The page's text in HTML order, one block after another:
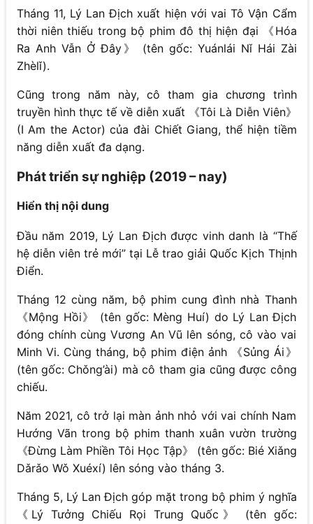
Tháng 11, Lý Lan Địch xuất hiện với vai Tô Vận Cẩm
thời niên thiếu trong bộ phim đô thị hiện đại 《Hóa
Ra Anh Vẫn Ở Đây》 (tên gốc: Yuánlái Nǐ Hái Zài
Zhèlǐ).
Cũng trong năm này, cô tham gia chương trình
truyền hình thực tế về diễn xuất 《Tôi Là Diễn Viên》
(I Am the Actor) của đài Chiết Giang, thể hiện tiềm
năng diễn xuất đa dạng.
Phát triển sự nghiệp (2019 – nay)
Hiển thị nội dung
Đầu năm 2019, Lý Lan Địch được vinh danh là “Thế
hệ diễn viên trẻ mới” tại Lễ trao giải Quốc Kịch Thịnh
Điển.
Tháng 12 cùng năm, bộ phim cung đình nhà Thanh
《Mộng Hồi》 (tên gốc: Mèng Huí) do Lý Lan Địch
đóng chính cùng Vương An Vũ lên sóng, cô vào vai
Minh Vi. Cùng tháng, bộ phim điện ảnh 《Sủng Ái》
(tên gốc: Chǒng’ài) mà cô tham gia cũng được công
chiếu.
Năm 2021, cô trở lại màn ảnh nhỏ với vai chính Nam
Hướng Vãn trong bộ phim thanh xuân vườn trường
《Đừng Làm Phiền Tôi Học Tập》 (tên gốc: Bié Xiǎng
Dǎrǎo Wǒ Xuéxí) lên sóng vào tháng 3.
Tháng 5, Lý Lan Địch góp mặt trong bộ phim ý nghĩa
《Lý Tưởng Chiếu Rọi Trung Quốc》 (tên gốc: